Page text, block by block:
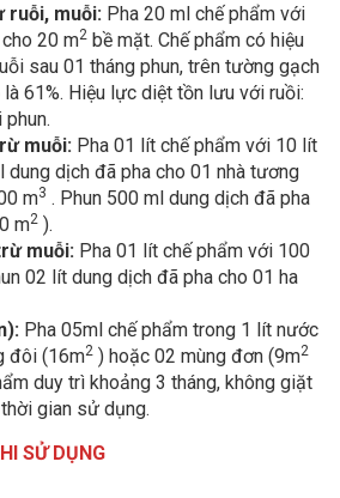
ruỗi, muỗi: Pha 20 ml chế phẩm với
20 m2 bề mặt. Chế phẩm có hiệu
sau 01 tháng phun, trên tường gạch
61%. Hiệu lực diệt tồn lưu với ruồi:
muỗi: Pha 01 lít chế phẩm với 10 lít
dung dịch đã pha cho 01 nhà tương
m3 . Phun 500 ml dung dịch đã pha
m2 ).
muỗi: Pha 01 lít chế phẩm với 100
02 lít dung dịch đã pha cho 01 ha
Pha 05ml chế phẩm trong 1 lít nước
đôi (16m2 ) hoặc 02 mùng đơn (9m2
duy trì khoảng 3 tháng, không giặt
gian sử dụng.
SỬ DỤNG